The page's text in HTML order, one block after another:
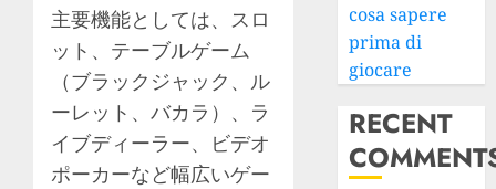
主要機能としては、スロ
ット、テーブルゲーム
（ブラックジャック、ル
ーレット、バカラ）、ラ
イブディーラー、ビデオ
ポーカーなど幅広いゲー
cosa sapere
prima di
giocare
RECENT